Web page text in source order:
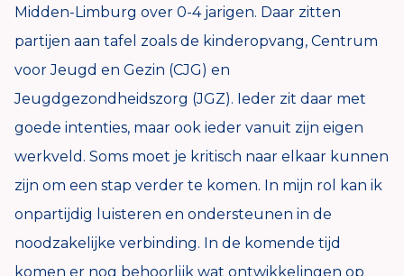
Midden-Limburg over 0-4 jarigen. Daar zitten
partijen aan tafel zoals de kinderopvang, Centrum
voor Jeugd en Gezin (CJG) en
Jeugdgezondheidszorg (JGZ). Ieder zit daar met
goede intenties, maar ook ieder vanuit zijn eigen
werkveld. Soms moet je kritisch naar elkaar kunnen
zijn om een stap verder te komen. In mijn rol kan ik
onpartijdig luisteren en ondersteunen in de
noodzakelijke verbinding. In de komende tijd
komen er nog behoorlijk wat ontwikkelingen op